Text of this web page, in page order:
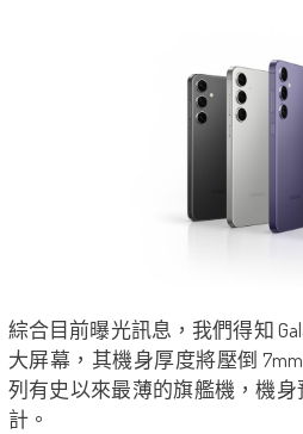
綜合目前曝光訊息，我們得知
大屏幕，其機身厚度將壓倒 7mm
列有史以來最薄的旗艦機，機身
計。